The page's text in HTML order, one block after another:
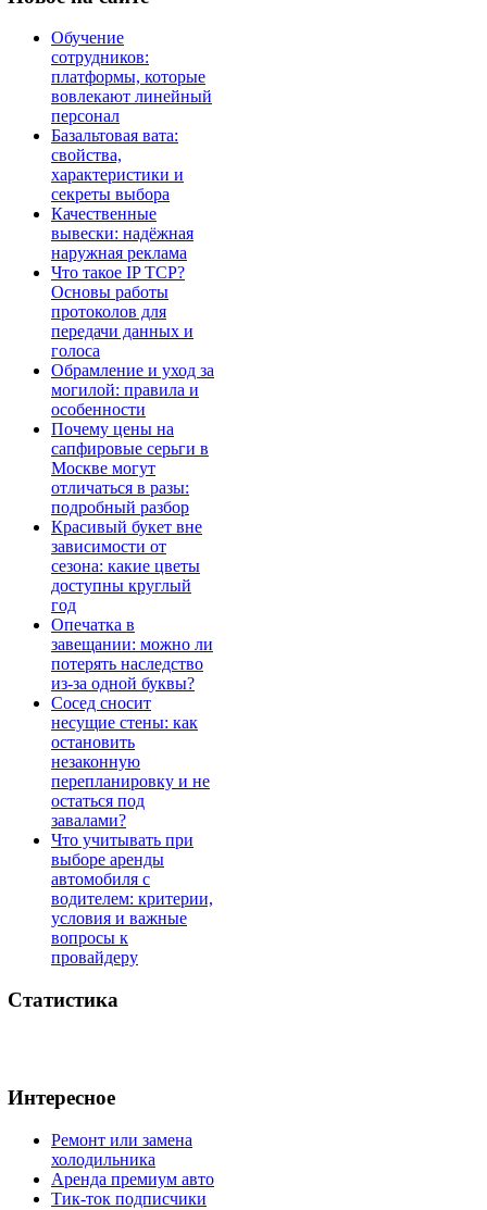
Обучение
сотрудников:
платформы, которые
вовлекают линейный
персонал
Базальтовая вата:
свойства,
характеристики и
секреты выбора
Качественные
вывески: надёжная
наружная реклама
Что такое IP TCP?
Основы работы
протоколов для
передачи данных и
голоса
Обрамление и уход за
могилой: правила и
особенности
Почему цены на
сапфировые серьги в
Москве могут
отличаться в разы:
подробный разбор
Красивый букет вне
зависимости от
сезона: какие цветы
доступны круглый
год
Опечатка в
завещании: можно ли
потерять наследство
из-за одной буквы?
Сосед сносит
несущие стены: как
остановить
незаконную
перепланировку и не
остаться под
завалами?
Что учитывать при
выборе аренды
автомобиля с
водителем: критерии,
условия и важные
вопросы к
провайдеру
Статистика
Интересное
Ремонт или замена
холодильника
Аренда премиум авто
Тик-ток подписчики